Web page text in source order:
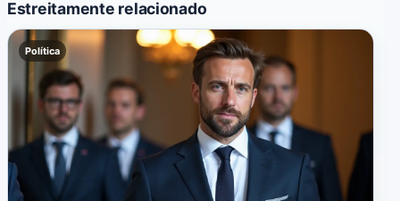
Estreitamente relacionado
Política